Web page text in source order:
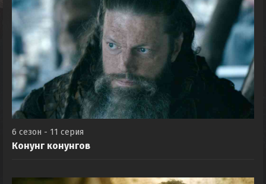
6 сезон - 11 серия
Конунг конунгов